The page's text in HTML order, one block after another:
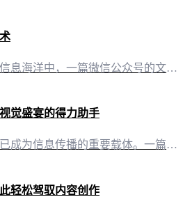
文章标题的魅力在浩瀚的信息海洋中，一篇微信公众号的文章如何脱颖而出，排版便是其中的关键。一个好的标题，不仅能吸引读者的眼球，更能激发他们的阅读欲望。 排版的五大要素 1. 标题的艺术“有一云AI”的智能排版功能，为自媒体创作者提供了数千款装修皮肤，涵盖标题、内容、图文、分隔、引导等五大类，让您的文章标题更具吸引力。 2. 内容的布局文章内容是吸引读者的核心。在“有一云AI”的帮助下，您可以轻松实
觉盛宴的得力助手
在信息爆炸的时代，推文已成为信息传播的重要载体。一篇精心排版、图文并茂的推文，往往能吸引更多目光，传递更丰富的信息。今天，就让我们一起来探索几款优秀的推文排版软件，助你打造视觉盛宴。 二、有一云AI：AI赋能，创作与排版双重提升 1. AI智能写作+排版“有一云AI”以其前沿的AI技术服务，为自媒体创作者提供了前所未有的便捷。这款软件不仅能够自动化大部分创作需求，还能在内容排版上大显身手。 2.
轻松驾驭内容创作